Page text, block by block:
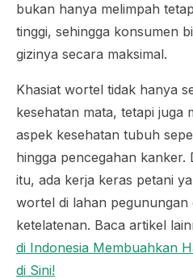
bukan hanya melimpah
tinggi, sehingga konsumen
gizinya secara maksimal.
Khasiat wortel tidak hanya
kesehatan mata, tetapi juga
aspek kesehatan tubuh
hingga pencegahan kanker.
itu, ada kerja keras petani
wortel di lahan pegunungan
ketelatenan. Baca artikel
di Indonesia Membuahkan
di Sini!